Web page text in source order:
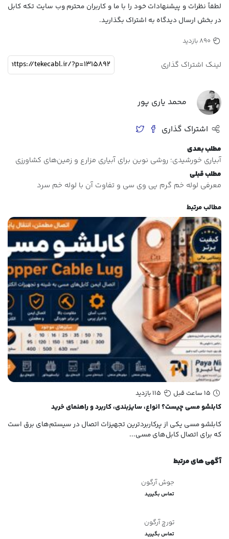
لطفاً نظرات و پیشنهادات خود را با ما و کاربران محترم وب سایت تکه کابل
در بخش ارسال دیدگاه به اشتراک بگذارید.
لینک اشتراک گذاری
محمد یاری پور
اشتراک گذاری
مطلب قبلی
معرفی لوله خم گرم پی وی سی و تفاوت آن با لوله خم سرد
مطلب بعدی
آبیاری خورشیدی؛ روشی نوین برای آبیاری مزارع و زمین‌های کشاورزی
مطالب مرتبط
کابلشو مسی چیست؟ انواع، سایزبندی، کاربرد و راهنمای خرید
کابلشو مسی یکی از پرکاربردترین تجهیزات اتصال در سیستم‌های برق است
که برای اتصال کابل‌های مسی...
آگهی های مرتبط
جوش آرگون
تماس بگیرید
تورچ آرگون
تماس بگیرید